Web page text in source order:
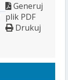
Generuj
plik PDF
Drukuj